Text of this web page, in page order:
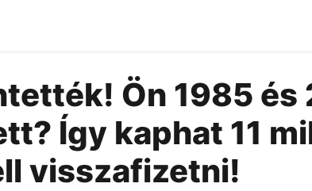
Ön 1985
Így kaphat 11
visszafizetni!